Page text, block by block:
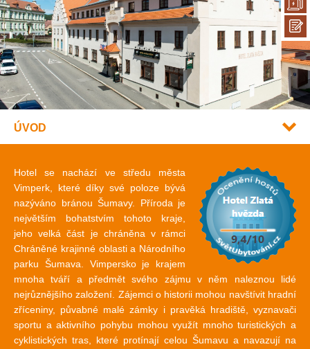
ÚVOD
Hotel se nachází ve středu města
Vimperk, které díky své poloze bývá
nazýváno bránou Šumavy. Příroda je
největším bohatstvím tohoto kraje,
jeho velká část je chráněna v rámci
Chráněné krajinné oblasti a Národního
parku Šumava. Vimpersko je krajem
mnoha tváří a předmět svého zájmu v něm naleznou lidé
nejrůznějšího založení. Zájemci o historii mohou navštívit hradní
zříceniny, půvabné malé zámky i pravěká hradiště, vyznavači
sportu a aktivního pohybu mohou využít mnoho turistických a
cyklistických tras, které protínají celou Šumavu a navazují na